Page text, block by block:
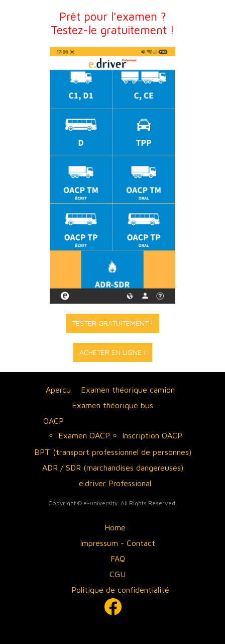
Prêt pour l'examen ?
Testez-le gratuitement !
TESTER GRATUITEMENT !
ACHETER EN LIGNE !
Aperçu
Examen théorique camion
Examen théorique bus
OACP
Examen OACP
Inscription OACP
BPT (transport professionnel de personnes)
ADR / SDR (marchandises dangereuses)
e.driver Professional
Copyright © e-university. All Rights Reserved.
Home
Impressum - Contact
FAQ
CGU
Politique de confidentialité